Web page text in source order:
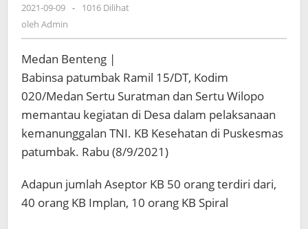
2021-09-09 oleh
-
1016 Dilihat
oleh Admin
Medan Benteng |
Babinsa patumbak Ramil 15/DT, Kodim
020/Medan Sertu Suratman dan Sertu Wilopo
memantau kegiatan di Desa dalam pelaksanaan
kemanunggalan TNI. KB Kesehatan di Puskesmas
patumbak. Rabu (8/9/2021)
Adapun jumlah Aseptor KB 50 orang terdiri dari,
40 orang KB Implan, 10 orang KB Spiral